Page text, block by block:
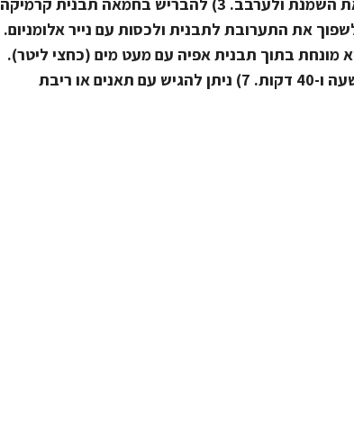
את התחתית בנייר פרגמנט. 4) לשפוך את התערובת לתבנית ולכסות עם נייר אלומניום.
מונחת בתוך תבנית אפיה עם מעט מים (כחצי ליטר).
6) לחמם בחום של 140 מעלות למשך שעה ו-40 דקות. 7) ניתן להגיש עם תאנים או ריבת